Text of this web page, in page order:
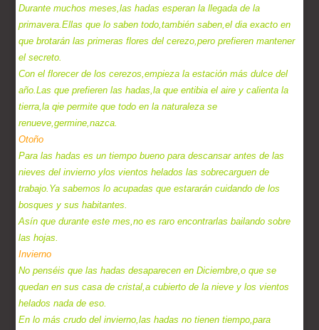
Durante muchos meses,las hadas esperan la llegada de la
primavera.Ellas que lo saben todo,también saben,el dia exacto en
que brotarán las primeras flores del cerezo,pero prefieren mantener
el secreto.
Con el florecer de los cerezos,empieza la estación más dulce del
año.Las que prefieren las hadas,la que entibia el aire y calienta la
tierra,la qie permite que todo en la naturaleza se
renueve,germine,nazca.
Otoño
Para las hadas es un tiempo bueno para descansar antes de las
nieves del invierno ylos vientos helados las sobrecarguen de
trabajo.Ya sabemos lo acupadas que estararán cuidando de los
bosques y sus habitantes.
Asín que durante este mes,no es raro encontrarlas bailando sobre
las hojas.
Invierno
No penséis que las hadas desaparecen en Diciembre,o que se
quedan en sus casa de cristal,a cubierto de la nieve y los vientos
helados nada de eso.
En lo más crudo del invierno,las hadas no tienen tiempo,para